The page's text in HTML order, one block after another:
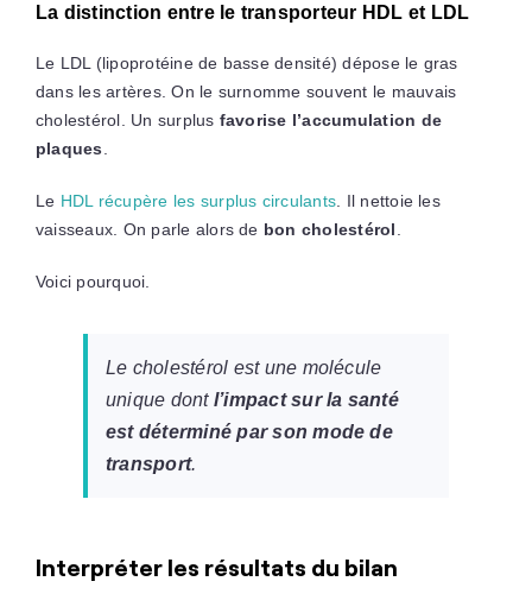
La distinction entre le transporteur HDL et LDL
Le LDL (lipoprotéine de basse densité) dépose le gras
dans les artères. On le surnomme souvent le mauvais
cholestérol. Un surplus favorise l’accumulation de
plaques.
Le HDL récupère les surplus circulants. Il nettoie les
vaisseaux. On parle alors de bon cholestérol.
Voici pourquoi.
Le cholestérol est une molécule
unique dont l’impact sur la santé
est déterminé par son mode de
transport.
Interpréter les résultats du bilan